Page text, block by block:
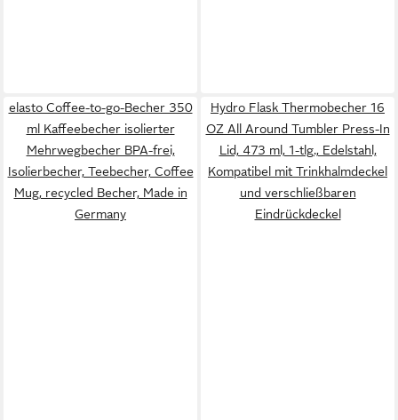
elasto Coffee-to-go-Becher 350
ml Kaffeebecher isolierter
Mehrwegbecher BPA-frei,
Isolierbecher, Teebecher, Coffee
Mug, recycled Becher, Made in
Germany
Hydro Flask Thermobecher 16
OZ All Around Tumbler Press-In
Lid, 473 ml, 1-tlg., Edelstahl,
Kompatibel mit Trinkhalmdeckel
und verschließbaren
Eindrückdeckel